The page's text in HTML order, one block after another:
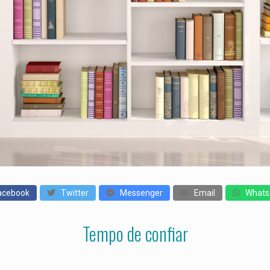
Twitter Messenger Email
Tempo de confiar